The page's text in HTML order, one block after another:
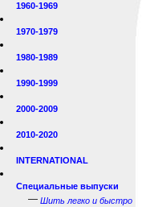
1960-1969
1970-1979
1980-1989
1990-1999
2000-2009
2010-2020
INTERNATIONAL
Специальные выпуски
— Шить легко и быстро